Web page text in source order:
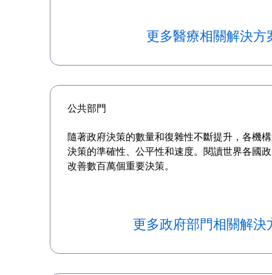
更多醫療相關解決方
公共部門
隨著政府決策的數量和復雜性不斷提升，各機
決策的準確性、公平性和速度。閱讀世界各國
改善數百萬個重要決策。
更多政府部門相關解決